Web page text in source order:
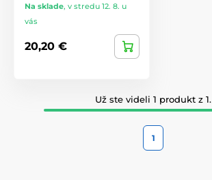
Na sklade, v stredu 12. 8. u
vás
20,20 €
Už ste videli 1 produkt z 1.
1